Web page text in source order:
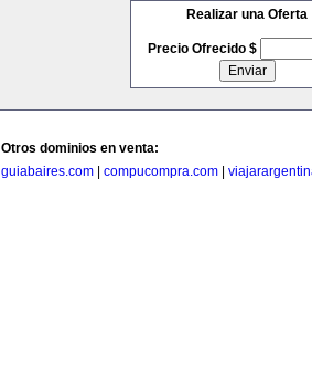
Realizar una Oferta
Precio Ofrecido $
Otros dominios en venta:
guiabaires.com
compucompra.com